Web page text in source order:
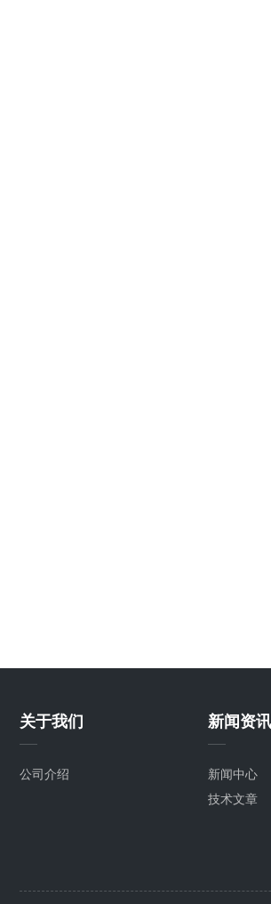
关于我们
公司介绍
新闻资讯
新闻中心
技术文章